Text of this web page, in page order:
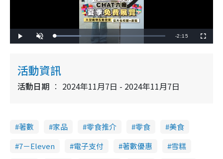
l
n
L
o
0
R
i
-2:15
u
活動資訊
活動日期 2024年11月7日 - 2024年11月7日
著數 家品 零食推介 零食
美食
7－Eleven
電子支付 著數優惠
雪糕